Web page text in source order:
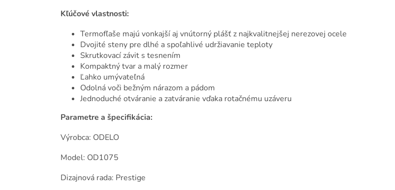
Kľúčové vlastnosti:
Termofľaše majú vonkajší aj vnútorný plášť z najkvalitnejšej nerezovej ocele
Dvojité steny pre dlhé a spoľahlivé udržiavanie teploty
Skrutkovací závit s tesnením
Kompaktný tvar a malý rozmer
Ľahko umývateľná
Odolná voči bežným nárazom a pádom
Jednoduché otváranie a zatváranie vďaka rotačnému uzáveru
Parametre a špecifikácia:
Výrobca: ODELO
Model: OD1075
Dizajnová rada: Prestige